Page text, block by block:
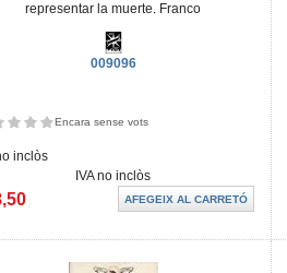
representar la muerte. Franco
009096
Encara sense vots
inclòs
IVA no inclòs